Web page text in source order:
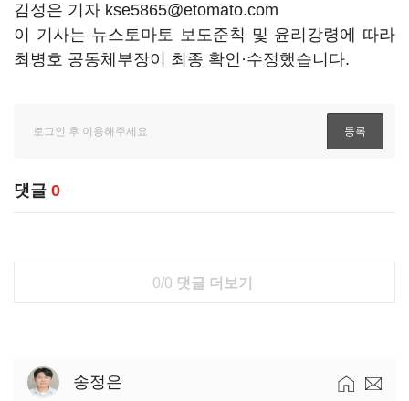
김성은 기자 kse5865@etomato.com
이 기사는 뉴스토마토 보도준칙 및 윤리강령에 따라
최병호 공동체부장이 최종 확인·수정했습니다.
댓글 0
0/0 댓글 더보기
송정은